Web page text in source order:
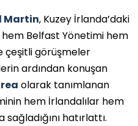
Martin, Kuzey İrlanda’daki
hem Belfast Yönetimi hem
çeşitli görüşmeler
ardından konuşan
olarak tanımlanan
hem İrlandalılar hem
hatırlattı.